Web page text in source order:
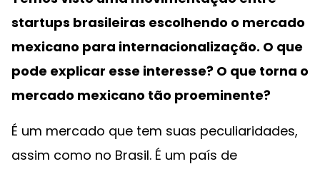
startups brasileiras escolhendo o mercado
mexicano para internacionalização. O que
pode explicar esse interesse? O que torna o
mercado mexicano tão proeminente?
É um mercado que tem suas peculiaridades,
assim como no Brasil. É um país de